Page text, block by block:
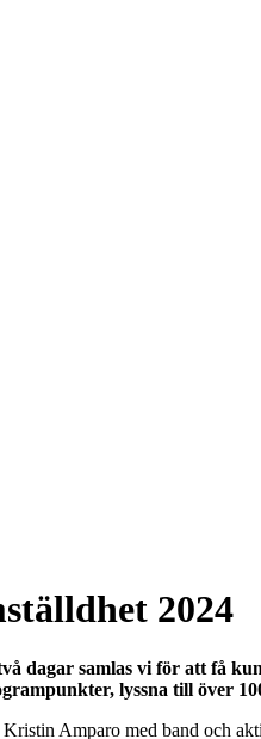
2024
dagar samlas vi för att få
lyssna till över
Amparo med band och